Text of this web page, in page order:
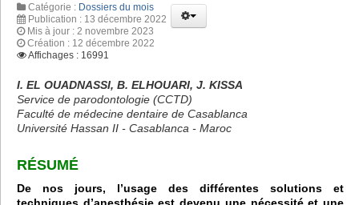
Catégorie : Dossiers du mois
Publication : 13 décembre 2022
Mis à jour : 2 novembre 2023
Création : 12 décembre 2022
Affichages : 16991
I. EL OUADNASSI, B. ELHOUARI, J. KISSA
Service de parodontologie (CCTD)
Faculté de médecine dentaire de Casablanca
Université Hassan II - Casablanca - Maroc
RÉSUMÉ
De nos jours, l’usage des différentes solutions et
techniques d’anesthésie est devenu une nécessité et une